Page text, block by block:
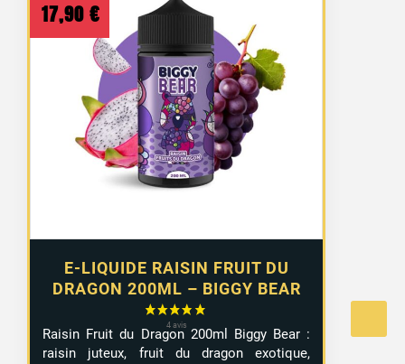
E-LIQUIDE RAISIN FRUIT DU
DRAGON 200ML – BIGGY BEAR
17,90 €
Raisin Fruitdu Dragon 200ml Biggy Bear :
raisin juteux, fruit dudragonexotique,